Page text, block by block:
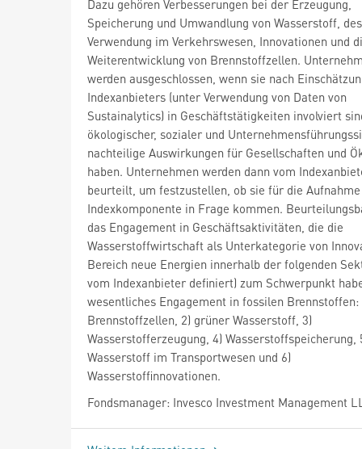
Dazu gehören Verbesserungen bei der Erzeugung,
Speicherung und Umwandlung von Wasserstoff,
Verwendung im Verkehrswesen, Innovationen und
Weiterentwicklung von Brennstoffzellen.
werden ausgeschlossen, wenn sie nach
Indexanbieters (unter Verwendung von Daten von
Sustainalytics) in Geschäftstätigkeiten involviert
ökologischer, sozialer und
nachteilige Auswirkungen für Gesellschaften und
haben. Unternehmen werden dann vom
beurteilt, um festzustellen, ob sie für die
Indexkomponente in Frage kommen.
das Engagement in Geschäftsaktivitäten, die die
Wasserstoffwirtschaft als Unterkategorie von
Bereich neue Energien innerhalb der folgenden
vom Indexanbieter definiert) zum Schwerpunkt
wesentliches Engagement in fossilen Brennstoffen:
Brennstoffzellen, 2) grüner Wasserstoff, 3)
Wasserstofferzeugung, 4) Wasserstoffspeicherung,
Wasserstoff im Transportwesen und 6)
Wasserstoffinnovationen.
Fondsmanager: Invesco Investment Management